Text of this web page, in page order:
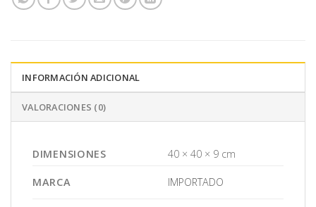
INFORMACIÓN ADICIONAL
VALORACIONES (0)
DIMENSIONES 40 × 40 × 9 cm
MARCA IMPORTADO